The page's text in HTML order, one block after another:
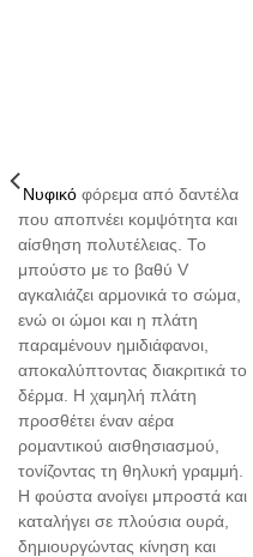
Νυφικόφόρεμα από δαντέλα
που αποπνέει κομψότητα και
αίσθηση πολυτέλειας. Το
μπούστο με το βαθύ V
αγκαλιάζει αρμονικά το σώμα,
ενώ οι ώμοι και η πλάτη
παραμένουν ημιδιάφανοι,
αποκαλύπτοντας διακριτικά το
δέρμα. Η χαμηλή πλάτη
προσθέτει έναν αέρα
ρομαντικού αισθησιασμού,
τονίζοντας τη θηλυκή γραμμή.
Η φούστα ανοίγει μπροστά και
καταλήγει σε πλούσια ουρά,
δημιουργώντας κίνηση και